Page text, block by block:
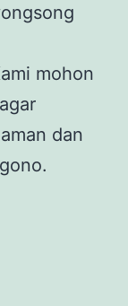
mohon
dan